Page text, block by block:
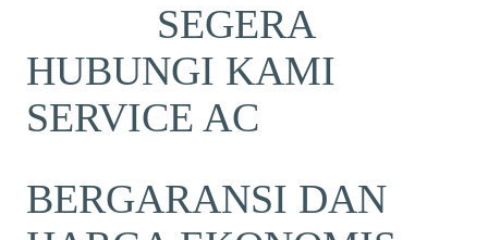
SEGERA
HUBUNGI KAMI
SERVICE AC
BERGARANSI DAN